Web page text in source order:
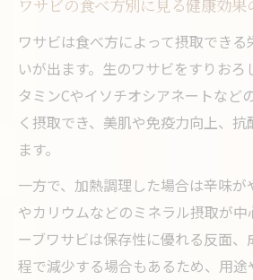
ワサビの食べ方別に見る健康効果
ワサビは食べ方によって摂取でき
いが出ます。生のワサビをすりお
タミンCやイソチオシアネートなど
く摂取でき、美肌や免疫力向上、
ます。
一方で、加熱調理した場合は辛味が
やカリウムなどのミネラル摂取が中
ーブワサビは保存性に優れる反面
程で減少する場合もあるため、用